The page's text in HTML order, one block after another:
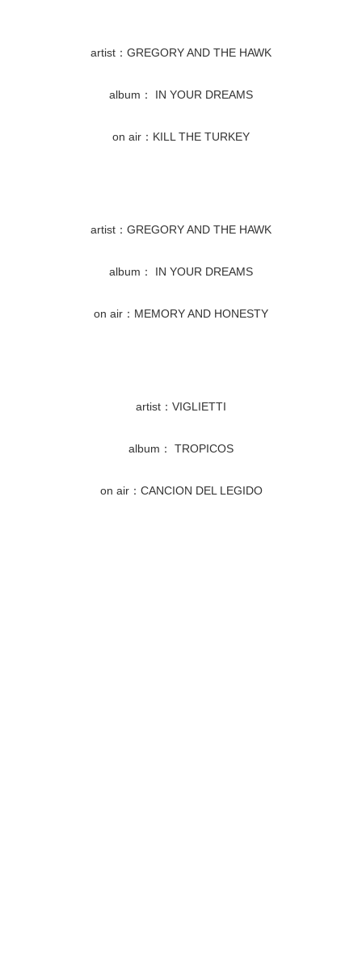
artist：GREGORY AND THE HAWK
album： IN YOUR DREAMS
on air：KILL THE TURKEY
artist：GREGORY AND THE HAWK
album： IN YOUR DREAMS
on air：MEMORY AND HONESTY
artist：VIGLIETTI
album： TROPICOS
on air：CANCION DEL LEGIDO